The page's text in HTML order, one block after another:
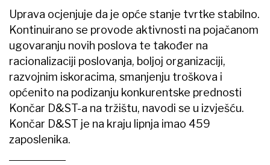
Uprava ocjenjuje da je opće stanje tvrtke stabilno.
Kontinuirano se provode aktivnosti na pojačanom
ugovaranju novih poslova te također na
racionalizaciji poslovanja, boljoj organizaciji,
razvojnim iskoracima, smanjenju troškova i
općenito na podizanju konkurentske prednosti
Končar D&ST-a na tržištu, navodi se u izvješću.
Končar D&ST je na kraju lipnja imao 459
zaposlenika.